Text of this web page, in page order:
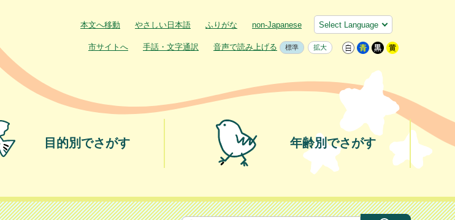
本文へ移動 やさしい日本語 ふりがな non-Japanese
市サイトへ 手話・文字通訳 音声で読み上げる 標準 拡大
目的別でさがす 年齢別でさがす